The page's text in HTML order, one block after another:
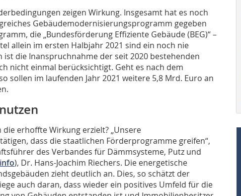
zeigen Wirkung. Insgesamt hat es noch
Gebäudemodernisierungsprogramm gegeben
die „Bundesförderung Effiziente Gebäude (BEG)“ –
allein im ersten Halbjahr 2021 sind ein noch nie
ist die Inanspruchnahme der seit 2020 bestehenden
nicht einmal berücksichtigt. Geht es nach dem
sollen im laufenden Jahr 2021 weitere 5,8 Mrd. Euro an
erhoffte Wirkung erzielt? „Unsere
dass die staatlichen Förderprogramme greifen“,
des Verbandes für Dämmsysteme, Putz und
), Dr. Hans-Joachim Riechers. Die energetische
zieht deutlich an. Dies, so schätzt der
auch daran, dass wieder ein positives Umfeld für die